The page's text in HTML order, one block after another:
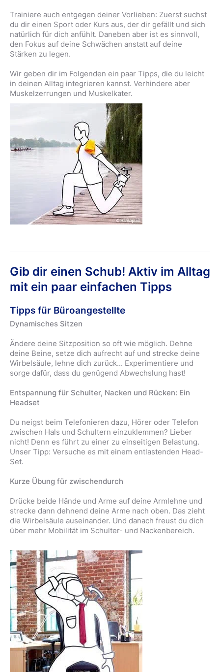
Trainiere auch entgegen deiner Vorlieben: Zuerst suchst
du dir einen Sport oder Kurs aus, der dir gefällt und sich
natürlich für dich anfühlt. Daneben aber ist es sinnvoll,
den Fokus auf deine Schwächen anstatt auf deine
Stärken zu legen.
Wir geben dir im Folgenden ein paar Tipps, die du leicht
in deinen Alltag integrieren kannst. Verhindere aber
Muskelzerrungen und Muskelkater.
Gib dir einen Schub! Aktiv im Alltag
mit ein paar einfachen Tipps
Tipps für Büroangestellte
Dynamisches Sitzen
Ändere deine Sitzposition so oft wie möglich. Dehne
deine Beine, setze dich aufrecht auf und strecke deine
Wirbelsäule, lehne dich zurück... Experimentiere und
sorge dafür, dass du genügend Abwechslung hast!
Entspannung für Schulter, Nacken und Rücken: Ein
Headset
Du neigst beim Telefonieren dazu, Hörer oder Telefon
zwischen Hals und Schultern einzuklemmen? Lieber
nicht! Denn es führt zu einer zu einseitigen Belastung.
Unser Tipp: Versuche es mit einem entlastenden Head-
Set.
Kurze Übung für zwischendurch
Drücke beide Hände und Arme auf deine Armlehne und
strecke dann dehnend deine Arme nach oben. Das zieht
die Wirbelsäule auseinander. Und danach freust du dich
über mehr Mobilität im Schulter- und Nackenbereich.